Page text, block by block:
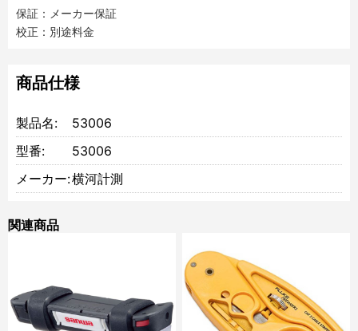
保証：メーカー保証
校正：別途料金
商品仕様
製品名:
53006
型番:
53006
メーカー:横河計測
関連商品